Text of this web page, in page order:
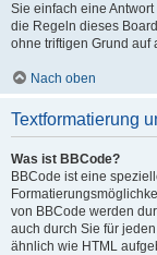
Sie einfach eine
die Regeln dieses
ohne triftigen Grund auf
Nach oben
Textformatierung
Was ist BBCode?
BBCode ist eine
von BBCode werden
auch durch Sie für
ähnlich wie HTML